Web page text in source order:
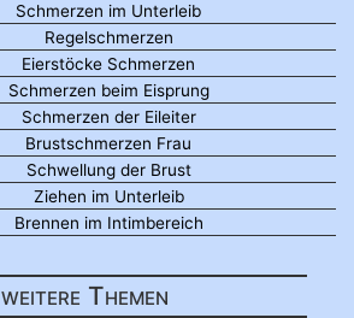
Schmerzen im Unterleib
Regelschmerzen
Eierstöcke Schmerzen
Schmerzen beim Eisprung
Schmerzen der Eileiter
Brustschmerzen Frau
Schwellung der Brust
Ziehen im Unterleib
Brennen im Intimbereich
weitere Themen